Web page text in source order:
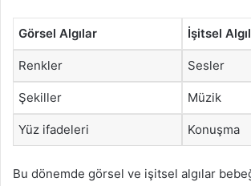
Görsel Algılar İşitsel
Renkler Sesler
Şekiller Müzik
Yüz ifadeleri Konuşma
Bu dönemde görsel ve işitsel algılar